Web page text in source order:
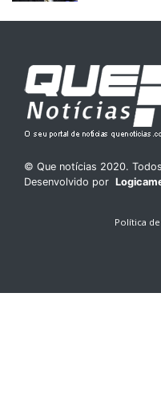
© Que notícias 2020.
Desenvolvido por
Política